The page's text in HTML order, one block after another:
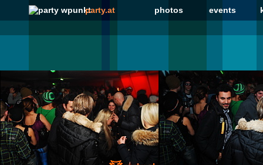
party.at photos events